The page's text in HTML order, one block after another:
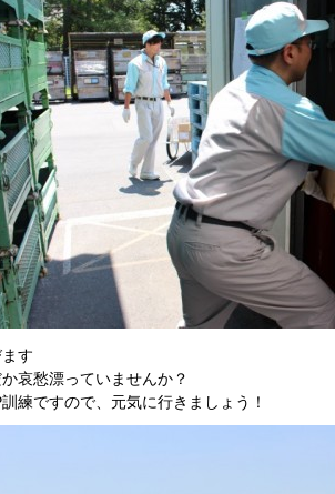
す
哀愁漂っていませんか？
練ですので、元気に行きましょう！